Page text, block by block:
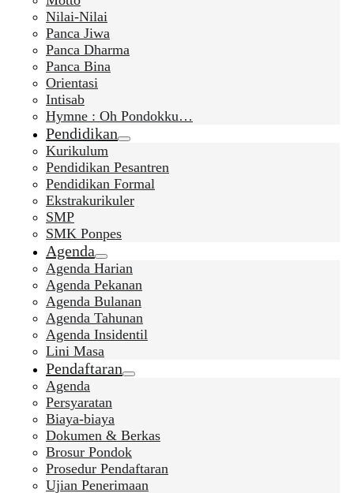
Nilai-Nilai
Panca Jiwa
Panca Dharma
Panca Bina
Orientasi
Intisab
Hymne : Oh Pondokku…
Pendidikan
Kurikulum
Pendidikan Pesantren
Pendidikan Formal
Ekstrakurikuler
SMP
SMK Ponpes
Agenda
Agenda Harian
Agenda Pekanan
Agenda Bulanan
Agenda Tahunan
Agenda Insidentil
Lini Masa
Pendaftaran
Agenda
Persyaratan
Biaya-biaya
Dokumen & Berkas
Brosur Pondok
Prosedur Pendaftaran
Ujian Penerimaan